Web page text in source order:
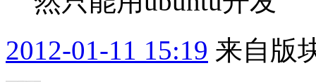
2012-01-11 15:19 来自版